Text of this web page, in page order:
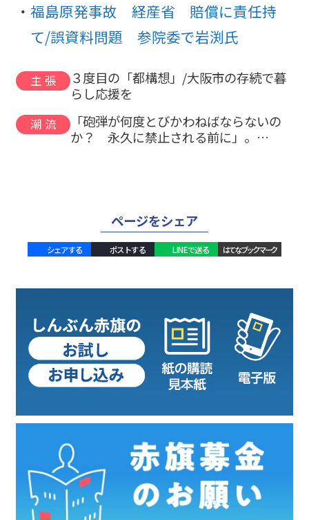
福島原発事故 経産省 賠償に責任持
て/誤資料問題 参院委で岩渕氏
主張
３度目の「都構想」/大阪市の存続で暮
らし応援を
潮流
「砲弾が何度とびかわねばならないの
か？ 永久に禁止される前に」。…
ページをシェア
シェアする ポストする LINEで送る はてなブックマーク